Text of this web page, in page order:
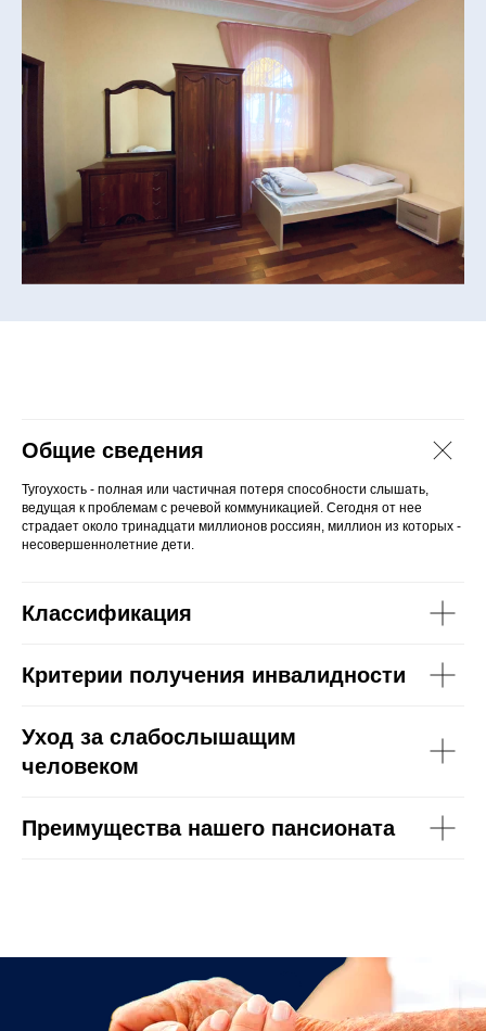
Общие сведения
Тугоухость - полная или частичная потеря способности слышать,
ведущая к проблемам с речевой коммуникацией. Сегодня от нее
страдает около тринадцати миллионов россиян, миллион из которых -
несовершеннолетние дети.
Классификация
Критерии получения инвалидности
Уход за слабослышащим
человеком
Преимущества нашего пансионата